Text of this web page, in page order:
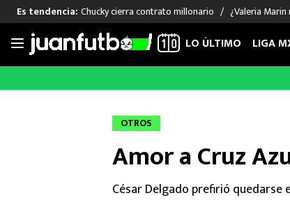
Saltar
Es tendencia: Chucky cierra contrato millonario ¿Valeria
LIGA MX
FUT INTERNACIONAL
Las Noticias
Selección Mexicana
Champions League
Real Madrid
LO ÚLTIMO LIGA
OTROS
Amor a Cruz
César Delgado prefirió quedarse